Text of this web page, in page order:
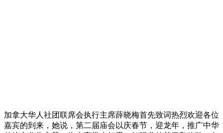
加拿大华人社团联席会执行主席薛晓梅首先致词热烈欢迎各位
嘉宾的到来，她说，第二届庙会以庆春节，迎龙年，推广中华